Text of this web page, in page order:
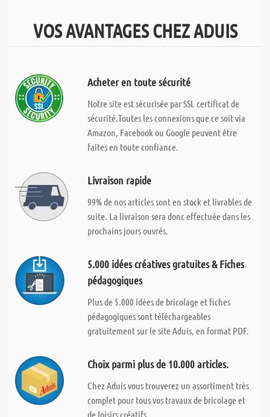
VOS AVANTAGES CHEZ ADUIS
Acheter en toute sécurité
Notre site est sécurisée par SSL certificat de
sécurité.Toutes les connexions que ce soit via
Amazon, Facebook ou Google peuvent être
faites en toute confiance.
Livraison rapide
99% de nos articles sont en stock et livrables de
suite. La livraison sera donc effectuée dans les
prochains jours ouvrés.
5.000 idées créatives gratuites & Fiches
pédagogiques
Plus de 5.000 idées de bricolage et fiches
pédagogiques sont téléchargeables
gratuitement sur le site Aduis, en format PDF.
Choix parmi plus de 10.000 articles.
Chez Aduis vous trouverez un assortiment très
complet pour tous vos travaux de bricolage et
de loisirs créatifs.